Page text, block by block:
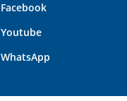
Facebook
Youtube
WhatsApp